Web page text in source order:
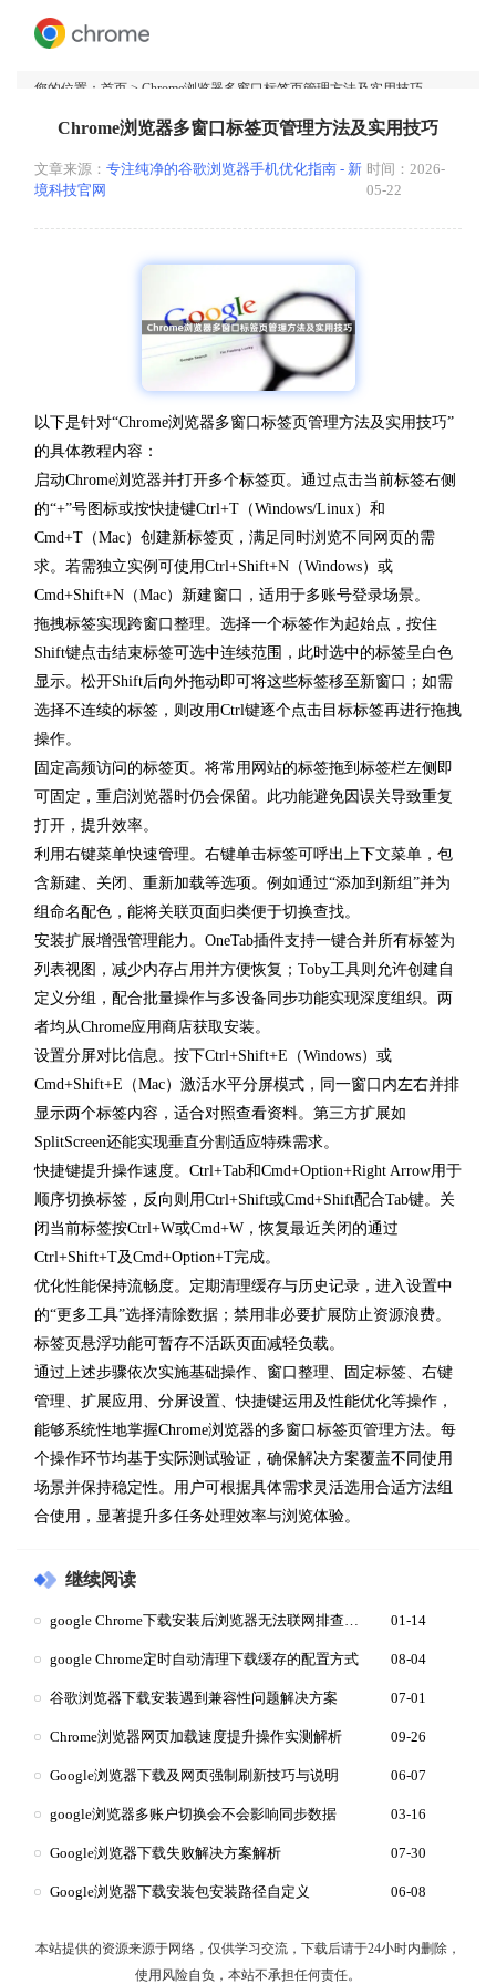
您的位置： 首页 > Chrome浏览器多窗口标签页管理方法及实用技巧
Chrome浏览器多窗口标签页管理方法及实用技巧
文章来源： 专注纯净的谷歌浏览器手机优化指南 - 新
境科技官网
时间：2026-
05-22
以下是针对“Chrome浏览器多窗口标签页管理方法及实用技巧”
的具体教程内容：
启动Chrome浏览器并打开多个标签页。通过点击当前标签右侧
的“+”号图标或按快捷键Ctrl+T（Windows/Linux）和
Cmd+T（Mac）创建新标签页，满足同时浏览不同网页的需
求。若需独立实例可使用Ctrl+Shift+N（Windows）或
Cmd+Shift+N（Mac）新建窗口，适用于多账号登录场景。
拖拽标签实现跨窗口整理。选择一个标签作为起始点，按住
Shift键点击结束标签可选中连续范围，此时选中的标签呈白色
显示。松开Shift后向外拖动即可将这些标签移至新窗口；如需
选择不连续的标签，则改用Ctrl键逐个点击目标标签再进行拖拽
操作。
固定高频访问的标签页。将常用网站的标签拖到标签栏左侧即
可固定，重启浏览器时仍会保留。此功能避免因误关导致重复
打开，提升效率。
利用右键菜单快速管理。右键单击标签可呼出上下文菜单，包
含新建、关闭、重新加载等选项。例如通过“添加到新组”并为
组命名配色，能将关联页面归类便于切换查找。
安装扩展增强管理能力。OneTab插件支持一键合并所有标签为
列表视图，减少内存占用并方便恢复；Toby工具则允许创建自
定义分组，配合批量操作与多设备同步功能实现深度组织。两
者均从Chrome应用商店获取安装。
设置分屏对比信息。按下Ctrl+Shift+E（Windows）或
Cmd+Shift+E（Mac）激活水平分屏模式，同一窗口内左右并排
显示两个标签内容，适合对照查看资料。第三方扩展如
SplitScreen还能实现垂直分割适应特殊需求。
快捷键提升操作速度。Ctrl+Tab和Cmd+Option+Right Arrow用于
顺序切换标签，反向则用Ctrl+Shift或Cmd+Shift配合Tab键。关
闭当前标签按Ctrl+W或Cmd+W，恢复最近关闭的通过
Ctrl+Shift+T及Cmd+Option+T完成。
优化性能保持流畅度。定期清理缓存与历史记录，进入设置中
的“更多工具”选择清除数据；禁用非必要扩展防止资源浪费。
标签页悬浮功能可暂存不活跃页面减轻负载。
通过上述步骤依次实施基础操作、窗口整理、固定标签、右键
管理、扩展应用、分屏设置、快捷键运用及性能优化等操作，
能够系统性地掌握Chrome浏览器的多窗口标签页管理方法。每
个操作环节均基于实际测试验证，确保解决方案覆盖不同使用
场景并保持稳定性。用户可根据具体需求灵活选用合适方法组
合使用，显著提升多任务处理效率与浏览体验。
继续阅读
01-14
google Chrome定时自动清理下载缓存的配置方式 08-04
谷歌浏览器下载安装遇到兼容性问题解决方案 07-01
Chrome浏览器网页加载速度提升操作实测解析 09-26
Google浏览器下载及网页强制刷新技巧与说明 06-07
google浏览器多账户切换会不会影响同步数据 03-16
Google浏览器下载失败解决方案解析 07-30
Google浏览器下载安装包安装路径自定义 06-08
本站提供的资源来源于网络，仅供学习交流，下载后请于24小时内删除，
使用风险自负，本站不承担任何责任。